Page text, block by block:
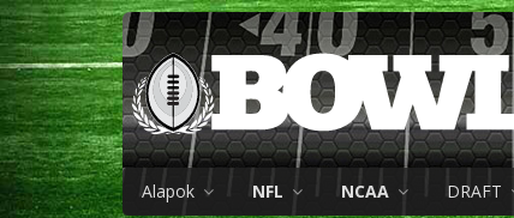
Alapok NFL NCAA DRAFT